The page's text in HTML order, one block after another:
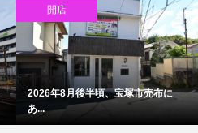
開店
2026年8月後半頃、宝塚市売布に
あ...